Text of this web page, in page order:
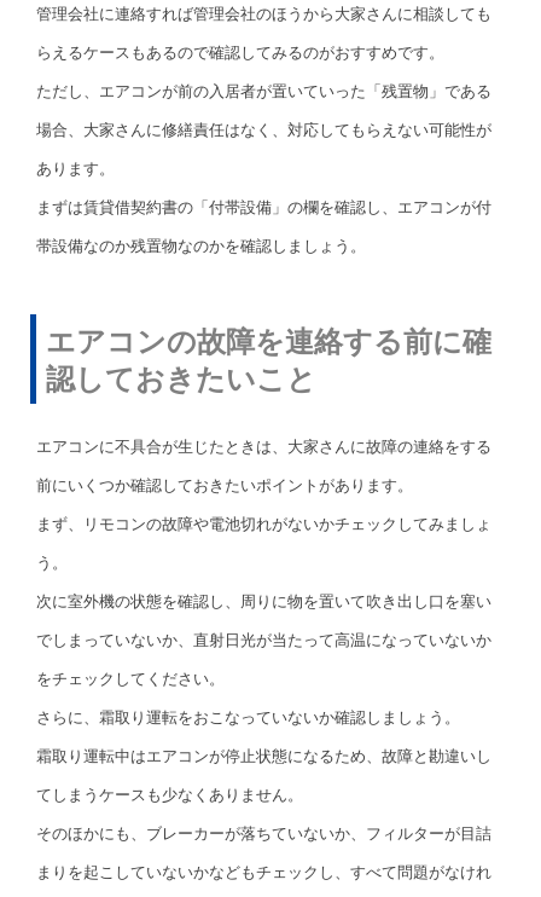
管理会社に連絡すれば管理会社のほうから大家さんに相談しても
らえるケースもあるので確認してみるのがおすすめです。
ただし、エアコンが前の入居者が置いていった「残置物」である
場合、大家さんに修繕責任はなく、対応してもらえない可能性が
あります。
まずは賃貸借契約書の「付帯設備」の欄を確認し、エアコンが付
帯設備なのか残置物なのかを確認しましょう。
エアコンの故障を連絡する前に確
認しておきたいこと
エアコンに不具合が生じたときは、大家さんに故障の連絡をする
前にいくつか確認しておきたいポイントがあります。
まず、リモコンの故障や電池切れがないかチェックしてみましょ
う。
次に室外機の状態を確認し、周りに物を置いて吹き出し口を塞い
でしまっていないか、直射日光が当たって高温になっていないか
をチェックしてください。
さらに、霜取り運転をおこなっていないか確認しましょう。
霜取り運転中はエアコンが停止状態になるため、故障と勘違いし
てしまうケースも少なくありません。
そのほかにも、ブレーカーが落ちていないか、フィルターが目詰
まりを起こしていないかなどもチェックし、すべて問題がなけれ